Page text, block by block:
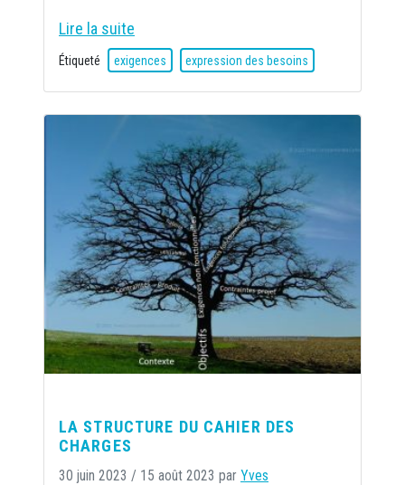
Lire la suite
Étiqueté exigences expression des besoins
LA STRUCTURE DU CAHIER DES
CHARGES
30 juin 2023 / 15 août 2023 par Yves